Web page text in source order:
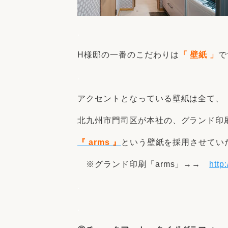
H様邸の一番のこだわりは 「 壁紙 」
アクセントとなっている壁紙は全て、
北九州市門司区が本社の、グランド印
『 arms 』 という壁紙を採用させてい
※グランド印刷「arms」→→